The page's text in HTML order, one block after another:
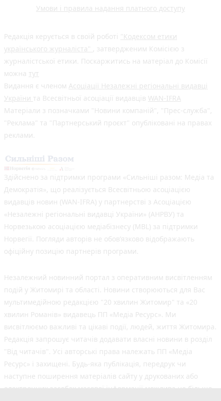
Умови і правила надання платного доступу
Редакція керується в своїй роботі "Кодексом етики
українського журналіста" , затвердженим Комісією з
журналістської етики. Поскаржитись на матеріал до Комісії
можна тут
Видання є членом Асоціації Незалежні регіональні видавці
України та Всесвітньої асоціації видавців WAN-IFRA
Матеріали з позначками "Новини компаній", "Прес-служба",
"Реклама" та "Партнерський проєкт" опубліковані на правах
реклами.
Здійснено за підтримки програми «Сильніші разом: Медіа та
Демократія», що реалізується Всесвітньою асоціацією
видавців новин (WAN-IFRA) у партнерстві з Асоціацією
«Незалежні регіональні видавці України» (АНРВУ) та
Норвезькою асоціацією медіабізнесу (MBL) за підтримки
Норвегії. Погляди авторів не обов’язково відображають
офіційну позицію партнерів програми.
Незалежний новинний портал з оперативним висвітленням
подій у Житомирі та області. Новини створюються для Вас
мультимедійною редакцією "20 хвилин Житомир" та «20
хвилин Романів» видавець ПП «Медіа Ресурс». Ми
висвітлюємо важливі та цікаві події, людей, життя Житомира.
Редакція запрошує читачів додавати власні новини в розділ
"Від читачів". Усі авторські права належать ПП «Медіа
Ресурс» і захищені. Будь-яка публiкацiя, передрук чи
наступне поширення матеріалів сайту у друкованих або
електронних засобах масової інформації можлива не більше